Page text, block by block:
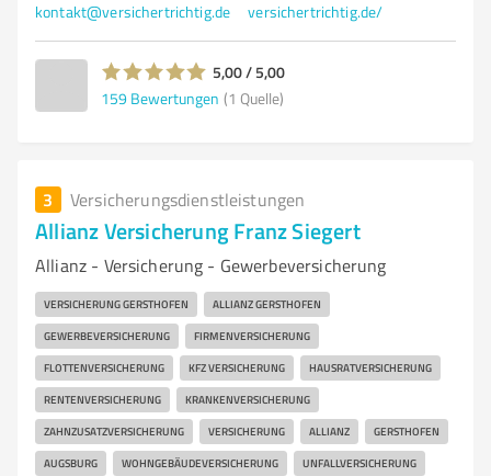
kontakt@versichertrichtig.de versichertrichtig.de/
5,00 / 5,00
159 Bewertungen (1 Quelle)
3 Versicherungsdienstleistungen
Allianz Versicherung Franz Siegert
Allianz - Versicherung - Gewerbeversicherung
VERSICHERUNG GERSTHOFEN ALLIANZ GERSTHOFEN
GEWERBEVERSICHERUNG FIRMENVERSICHERUNG
FLOTTENVERSICHERUNG KFZ VERSICHERUNG HAUSRATVERSICHERUNG
RENTENVERSICHERUNG KRANKENVERSICHERUNG
ZAHNZUSATZVERSICHERUNG VERSICHERUNG ALLIANZ GERSTHOFEN
AUGSBURG WOHNGEBÄUDEVERSICHERUNG UNFALLVERSICHERUNG